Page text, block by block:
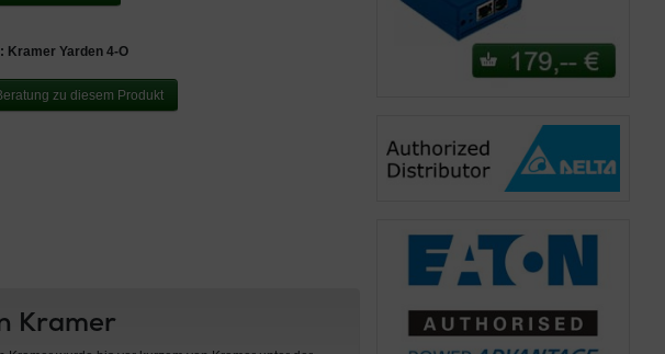
Kramer Yarden 4-O
zu diesem Produkt
Kramer